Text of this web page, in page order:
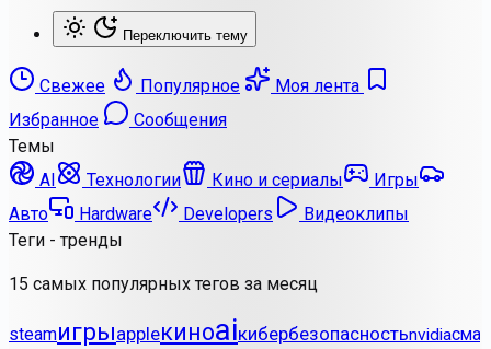
Переключить тему
Свежее Популярное
Моя лента
Избранное
Сообщения
Темы
AI
Технологии Кино и сериалы
Игры
Авто
Hardware Developers
Видеоклипы
Теги - тренды
15 самых популярных тегов за месяц
steamигрыappleкиноaiкибербезопасностьnvidia